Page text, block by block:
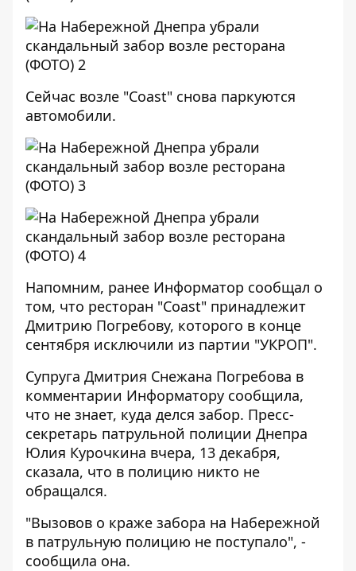
Сейчас возле "Coast" снова паркуются
автомобили.
Напомним, ранее Информатор сообщал о
том, что ресторан "Coast" принадлежит
Дмитрию Погребову, которого в конце
сентября исключили из партии "УКРОП".
Супруга Дмитрия Снежана Погребова в
комментарии Информатору сообщила,
что не знает, куда делся забор. Пресс-
секретарь патрульной полиции Днепра
Юлия Курочкина вчера, 13 декабря,
сказала, что в полицию никто не
обращался.
"Вызовов о краже забора на Набережной
в патрульную полицию не поступало", -
сообщила она.